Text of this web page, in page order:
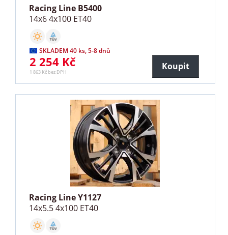
Racing Line B5400
14x6 4x100 ET40
SKLADEM 40 ks, 5-8 dnů
2 254 Kč
1 863 Kč bez DPH
Koupit
Racing Line Y1127
14x5.5 4x100 ET40